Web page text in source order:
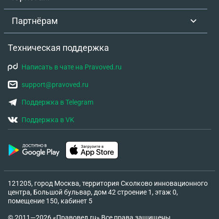
причинения имущественного и /или
репутационного ущерба Работодателю в связи с
такими действиями, минимизации его размера Я
компенсацию, это будет нарушением этого пункта
"соглашения о расторжение"?
Партнёрам
Техническая поддержка
Написать в чате на Pravoved.ru
support@pravoved.ru
Поддержка в Telegram
Поддержка в VK
121205, город Москва, территория Сколково инновационного
центра, Большой бульвар, дом 42 строение 1, этаж 0,
помещение 150, кабинет 5